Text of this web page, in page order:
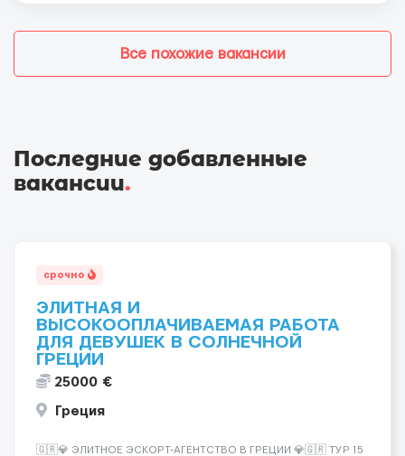
Все похожие вакансии
Последние добавленные
вакансии.
срочно
ЭЛИТНАЯ И
ВЫСОКООПЛАЧИВАЕМАЯ РАБОТА
ДЛЯ ДЕВУШЕК В СОЛНЕЧНОЙ
ГРЕЦИИ
25000 €
Греция
🇬🇷💎 ЭЛИТНОЕ ЭСКОРТ-АГЕНТСТВО В ГРЕЦИИ 💎🇬🇷 ТУР 15